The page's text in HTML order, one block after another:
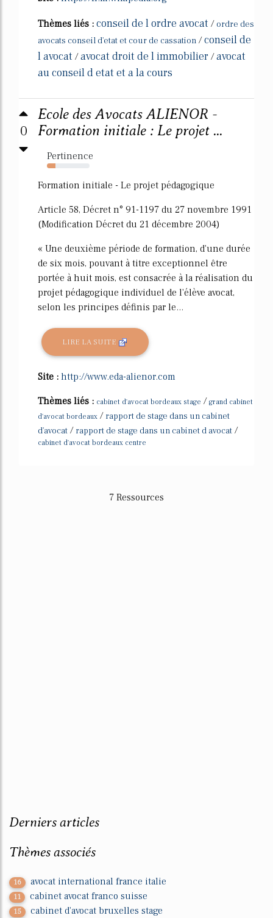
Thèmes liés : conseil de l ordre avocat / ordre des
avocats conseil d'etat et cour de cassation /conseil de
l avocat /avocat droit de l immobilier /avocat
au conseil d etat et a la cours
0
Ecole des Avocats ALIENOR -
Formation initiale : Le projet ...
Pertinence
20%
Formation initiale - Le projet pédagogique
Article 58, Décret n° 91-1197 du 27 novembre 1991
(Modification Décret du 21 décembre 2004)
« Une deuxième période de formation, d'une durée
de six mois, pouvant à titre exceptionnel être
portée à huit mois, est consacrée à la réalisation du
projet pédagogique individuel de l'élève avocat,
selon les principes définis par le...
LIRE LA SUITE
Site : http://www.eda-alienor.com
Thèmes liés : cabinet d'avocat bordeaux stage / grand cabinet
d'avocat bordeaux / rapport de stage dans un cabinet
d'avocat / rapport de stage dans un cabinet d avocat /
cabinet d'avocat bordeaux centre
7 Ressources
Derniers articles
Thèmes associés
16 avocat international france italie
11 cabinet avocat franco suisse
15 cabinet d'avocat bruxelles stage